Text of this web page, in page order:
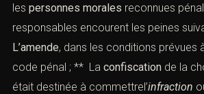
les personnes morales reconnues
responsables encourent les peines
L’amende, dans les conditions prévues à
code pénal ; ** La confiscation de la
était destinée à commettrel’infraction